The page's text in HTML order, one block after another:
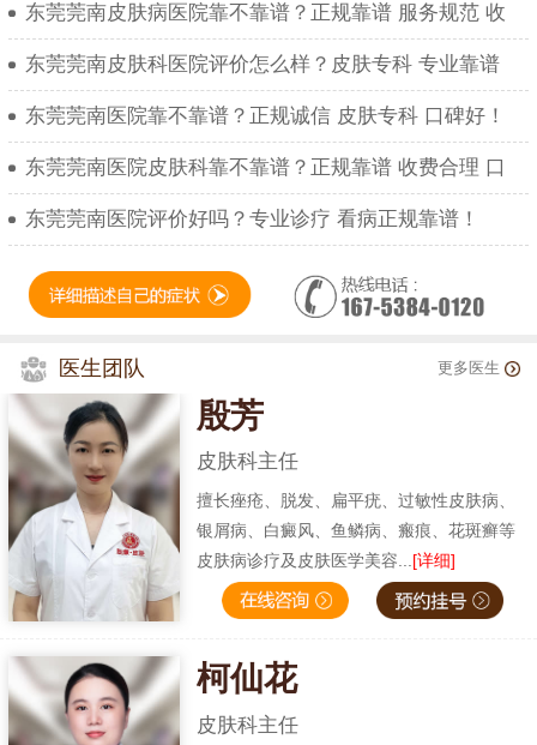
东莞莞南皮肤病医院靠不靠谱？正规靠谱 服务规范 收
东莞莞南皮肤科医院评价怎么样？皮肤专科 专业靠谱
东莞莞南医院靠不靠谱？正规诚信 皮肤专科 口碑好！
东莞莞南医院皮肤科靠不靠谱？正规靠谱 收费合理 口
东莞莞南医院评价好吗？专业诊疗 看病正规靠谱！
医生团队 更多医生
殷芳
皮肤科主任
擅长痤疮、脱发、扁平疣、过敏性皮肤病、
银屑病、白癜风、鱼鳞病、瘢痕、花斑癣等
皮肤病诊疗及皮肤医学美容... [详细]
柯仙花
皮肤科主任